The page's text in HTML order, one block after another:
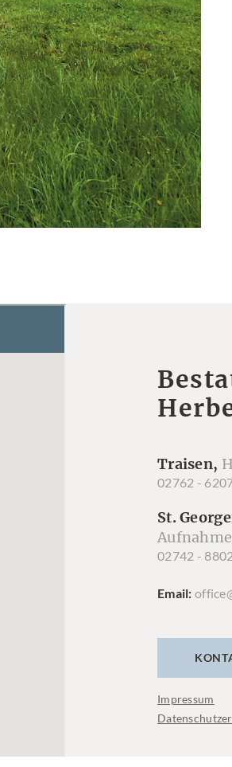
Traisen,
02762 -
St.
02742 -
Email
Impressum